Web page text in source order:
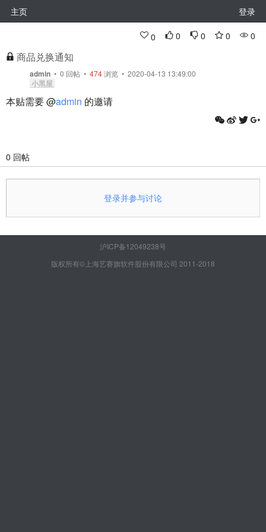
主页 登录
0 0 0 0 0
商品兑换通知
admin • 0 回帖 • 474浏览 • 2020-04-13 13:49:00
小黑屋
本贴需要 @admin 的邀请
0 回帖
登录并参与讨论
沪ICP备12049238号
版权所有©上海艺赛旗软件股份有限公司 2011-2018